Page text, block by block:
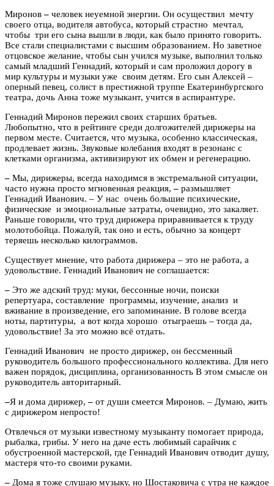
Миронов– человек неуемной энергии. Он осуществил мечту
своего отца, водителя автобуса, который страстно мечтал,
чтобы три его сына вышли в люди, как было принято говорить.
Все стали специалистами с высшим образованием. Но заветное
отцовское желание, чтобы сын учился музыке, выполнил только
самый младший Геннадий, который и сам проложил дорогу в
мир культуры и музыки уже своим детям. Его сын Алексей –
оперный певец, солист в престижной труппе Екатеринбургского
театра, дочь Анна тоже музыкант, учится в аспирантуре.
Геннадий Миронов пережил своих старших братьев.
Любопытно, что в рейтинге среди долгожителей дирижеры на
первом месте. Считается, что музыка, особенно классическая,
продлевает жизнь. Звуковые колебания входят в резонанс с
клетками организма, активизируют их обмен и регенерацию.
– Мы, дирижеры, всегда находимся в экстремальной ситуации,
часто нужна просто мгновенная реакция,– размышляет
Геннадий Иванович. – У нас очень большие психические,
физические и эмоциональные затраты, очевидно, это закаляет.
Раньше говорили, что труд дирижера приравнивается к труду
молотобойца. Пожалуй, так оно и есть, обычно за концерт
теряешь несколько килограммов.
Существует мнение, что работа дирижера – это не работа, а
удовольствие. Геннадий Иванович не соглашается:
– Это же адский труд: муки, бессонные ночи, поиски
репертуара, составление программы, изучение, анализ и
вживание в произведение, его запоминание. В голове всегда
ноты, партитуры, а вот когда хорошо отыграешь – тогда да,
удовольствие! За это можно всё отдать.
Геннадий Иванович не просто дирижер, он бессменный
руководитель большого профессионального коллектива. Для него
важен порядок, дисциплина, организованность В этом смысле он
руководитель авторитарный.
–Я и дома дирижер,– от души смеется Миронов. – Думаю, жить
с дирижером непросто!
Отвлечься от музыки известному музыканту помогает природа,
рыбалка, грибы. У него на даче есть любимый сарайчик с
обустроенной мастерской, где Геннадий Иванович отводит душу,
мастеря что-то своими руками.
– Дома я тоже слушаю музыку, но Шостаковича с утра не каждое